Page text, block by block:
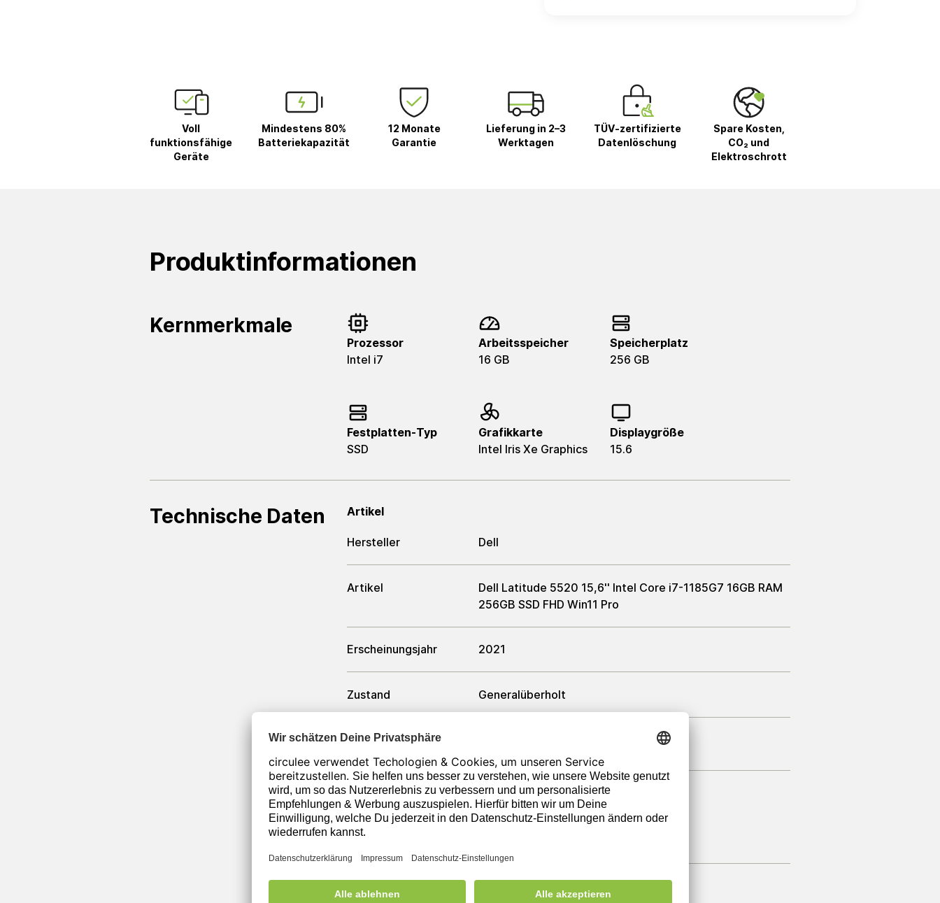
Voll
funktionsfähige
Geräte
Mindestens 80%
Batteriekapazität
12 Monate
Garantie
Lieferung in 2–3
Werktagen
TÜV-zertifizierte
Datenlöschung
Spare Kosten,
CO₂ und
Elektroschrott
Produktinformationen
Kernmerkmale
Prozessor
Intel i7
Arbeitsspeicher
16 GB
Speicherplatz
256 GB
Festplatten-Typ
SSD
Grafikkarte
Intel Iris Xe Graphics
Displaygröße
15.6
Technische Daten Artikel
Hersteller Dell
Artikel
Dell Latitude 5520 15,6'' Intel Core i7-1185G7 16GB RAM
256GB SSD FHD Win11 Pro
Erscheinungsjahr 2021
Zustand Generalüberholt
Farbe
Prozessor
Prozessor
Arbeitsspeicher